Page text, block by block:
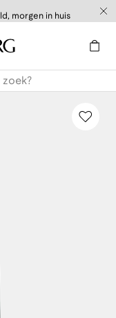
morgen in huis